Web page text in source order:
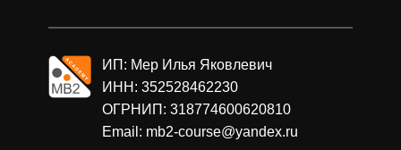
ИП: Мер Илья Яковлевич
ИНН: 352528462230
ОГРНИП: 318774600620810
Email: mb2-course@yandex.ru